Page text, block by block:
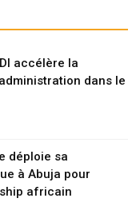
accélère la
dans le
déploie sa
à Abuja pour
africain